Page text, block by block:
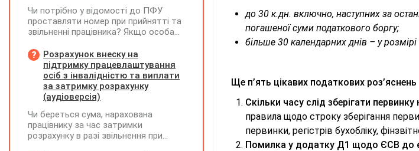
до 30 к.дн. включно, наступних за
погашеної суми податкового боргу;
більше 30 календарних днів – у
Ще п’ять цікавих податкових роз’яснень
Скільки часу слід зберігати
правила щодо строку зберігання
первинки, регістрів бухобліку,
Помилка у додатку Д1 щодо ЄСВ до
Чи потрібно у відомості до ПФУ
проставляти номер при прийнятті та
звільненні працівника? Якщо особа
місцем роботи та за сумісництвом,
чи рахується це як два роботодавці?
Розрахунок внеску на
підтримку працевлаштування
осіб з інвалідністю та виплати
за затримку розрахунку
(аудіоверсія)
Чи береться сума, нарахована
працівнику за час затримки
розрахунку в разі звільнення при